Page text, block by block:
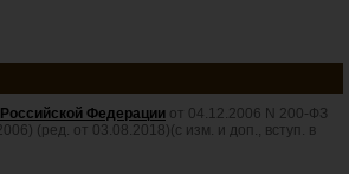
Федерации от 04.12.2006 N 200-ФЗ
(ред. от 03.08.2018)(с изм. и доп., вступ. в